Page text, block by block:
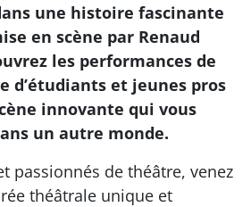
une histoire fascinante
en scène par Renaud
les performances de
d’étudiants et jeunes pros
innovante qui vous
un autre monde.
passionnés de théâtre, venez
théâtrale unique et